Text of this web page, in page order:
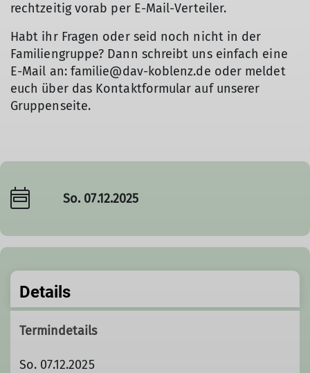
rechtzeitig vorab per E-Mail-Verteiler.
Habt ihr Fragen oder seid noch nicht in der
Familiengruppe? Dann schreibt uns einfach eine
E-Mail an: familie@dav-koblenz.de oder meldet
euch über das Kontaktformular auf unserer
Gruppenseite.
So. 07.12.2025
Details
Termindetails
So. 07.12.2025